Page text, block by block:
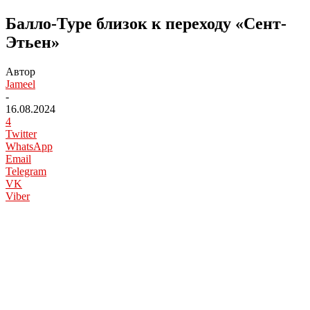
Балло-Туре близок к переходу «Сент-
Этьен»
Автор
Jameel
-
16.08.2024
4
Twitter
WhatsApp
Email
Telegram
VK
Viber